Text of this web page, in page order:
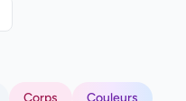
Corps Couleurs